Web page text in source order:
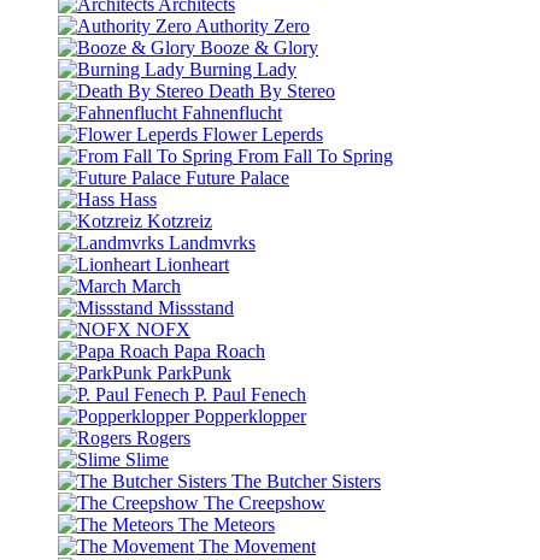
Architects
Authority Zero
Booze & Glory
Burning Lady
Death By Stereo
Fahnenflucht
Flower Leperds
From Fall To Spring
Future Palace
Hass
Kotzreiz
Landmvrks
Lionheart
March
Missstand
NOFX
Papa Roach
ParkPunk
P. Paul Fenech
Popperklopper
Rogers
Slime
The Butcher Sisters
The Creepshow
The Meteors
The Movement